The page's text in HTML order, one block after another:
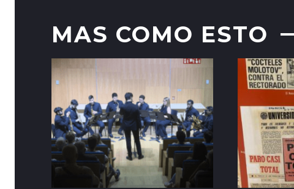
MAS COMO ESTO